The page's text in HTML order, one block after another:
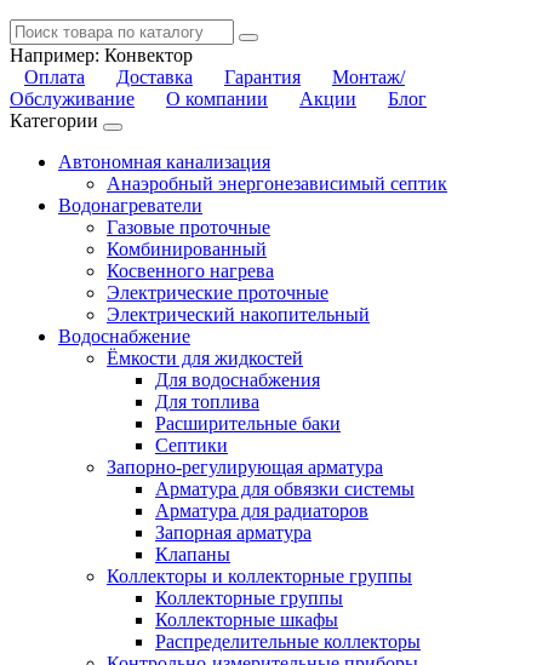
Например: Конвектор
Оплата
Доставка Гарантия
Монтаж/
Обслуживание
О компании Акции
Блог
Категории
Автономная канализация
Анаэробный энергонезависимый септик
Водонагреватели
Газовые проточные
Комбинированный
Косвенного нагрева
Электрические проточные
Электрический накопительный
Водоснабжение
Ёмкости для жидкостей
Для водоснабжения
Для топлива
Расширительные баки
Септики
Запорно-регулирующая арматура
Арматура для обвязки системы
Арматура для радиаторов
Запорная арматура
Клапаны
Коллекторы и коллекторные группы
Коллекторные группы
Коллекторные шкафы
Распределительные коллекторы